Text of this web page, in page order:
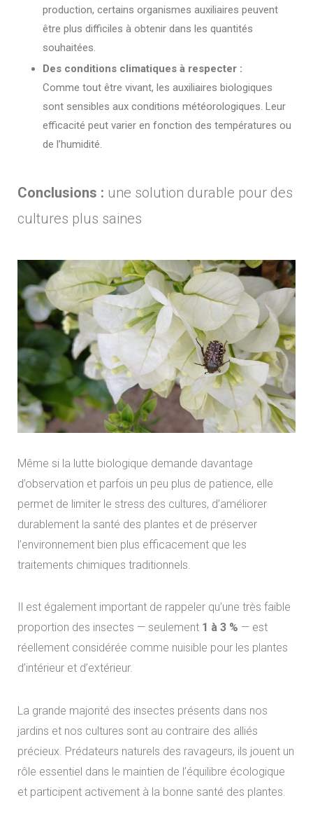
production, certains organismes auxiliaires peuvent
être plus difficiles à obtenir dans les quantités
souhaitées.
Des conditions climatiques à respecter :
Comme tout être vivant, les auxiliaires biologiques
sont sensibles aux conditions météorologiques. Leur
efficacité peut varier en fonction des températures ou
de l’humidité.
Conclusions : une solution durable pour des
cultures plus saines
Même si la lutte biologique demande davantage
d’observation et parfois un peu plus de patience, elle
permet de limiter le stress des cultures, d’améliorer
durablement la santé des plantes et de préserver
l’environnement bien plus efficacement que les
traitements chimiques traditionnels.
Il est également important de rappeler qu’une très faible
proportion des insectes — seulement 1 à 3 % — est
réellement considérée comme nuisible pour les plantes
d’intérieur et d’extérieur.
La grande majorité des insectes présents dans nos
jardins et nos cultures sont au contraire des alliés
précieux. Prédateurs naturels des ravageurs, ils jouent un
rôle essentiel dans le maintien de l’équilibre écologique
et participent activement à la bonne santé des plantes.